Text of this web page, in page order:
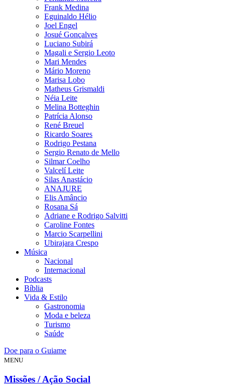
Frank Medina
Eguinaldo Hélio
Joel Engel
Josué Gonçalves
Luciano Subirá
Magali e Sergio Leoto
Mari Mendes
Mário Moreno
Marisa Lobo
Matheus Grismaldi
Néia Leite
Melina Botteghin
Patrícia Alonso
René Breuel
Ricardo Soares
Rodrigo Pestana
Sergio Renato de Mello
Silmar Coelho
Valcelí Leite
Silas Anastácio
ANAJURE
Elis Amâncio
Rosana Sá
Adriane e Rodrigo Salvitti
Caroline Fontes
Marcio Scarpellini
Ubirajara Crespo
Música
Nacional
Internacional
Podcasts
Bíblia
Vida & Estilo
Gastronomia
Moda e beleza
Turismo
Saúde
Doe para o Guiame
MENU
Missões / Ação Social